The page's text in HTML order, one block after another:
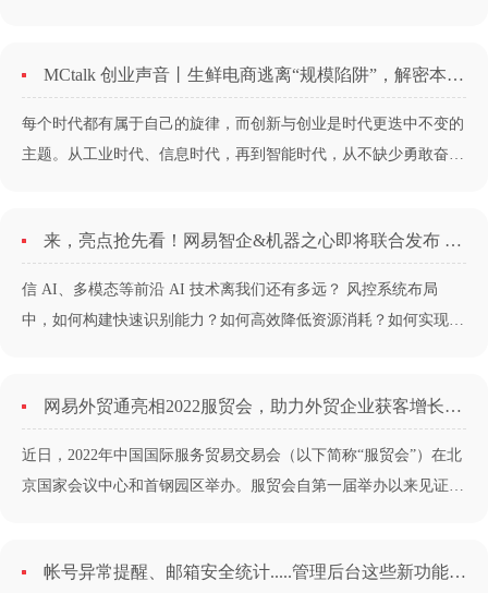
渊博、意志越来越坚韧，获得了全方位的淬炼。《MCtalk创业声MCtalk 创业声音丨生鲜电商逃离“规模陷阱”，解密本来生活的盈利法则
每个时代都有属于自己的旋律，而创新与创业是时代更迭中不变的
主题。从工业时代、信息时代，再到智能时代，从不缺少勇敢奋进
渊博、意志越来越坚韧，获得了全方位的淬炼。《MCtalk 创业声来，亮点抢先看！网易智企&机器之心即将联合发布 AI 白皮书
信 AI、多模态等前沿 AI 技术离我们还有多远？ 风控系统布局
中，如何构建快速识别能力？如何高效降低资源消耗？如何实现敏
客服领域，如何利用自然语言对话技术，实现高效解决客户需求？
网易外贸通亮相2022服贸会，助力外贸企业获客增长走入快车道
近日，2022年中国国际服务贸易交易会（以下简称“服贸会”）在北
京国家会议中心和首钢园区举办。服贸会自第一届举办以来见证了
外贸通作为外贸行业先进的数智化服务平台，首次亮相服贸
帐号异常提醒、邮箱安全统计.....管理后台这些新功能太实用了！